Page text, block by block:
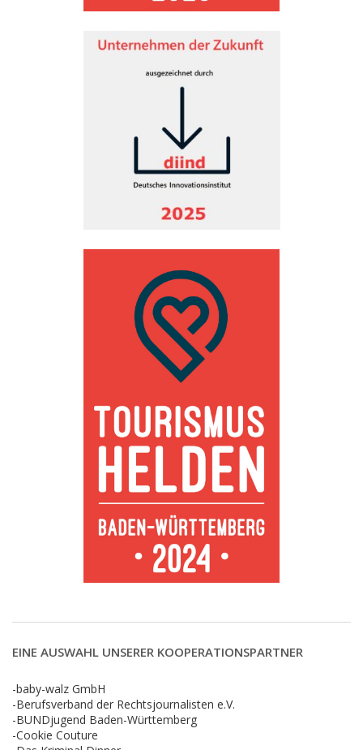
EINE AUSWAHL UNSERER KOOPERATIONSPARTNER
-baby-walz GmbH
-Berufsverband der Rechtsjournalisten e.V.
-BUNDjugend Baden-Württemberg
-Cookie Couture